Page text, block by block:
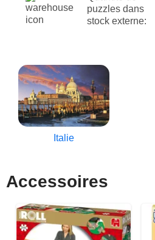
puzzles dans
stock externe:
Italie
Accessoires